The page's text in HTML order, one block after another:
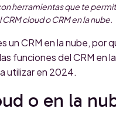
herramientas que te
cloud o CRM en la nube.
un CRM en la nube, por
funciones del CRM en
utilizar en 2024.
o en la